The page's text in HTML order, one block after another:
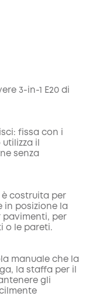
3-in-1 E20 di
fissa con i
il
senza
costruita per
in posizione la
pavimenti, per
o le pareti.
manuale che la
la staffa per il
gli